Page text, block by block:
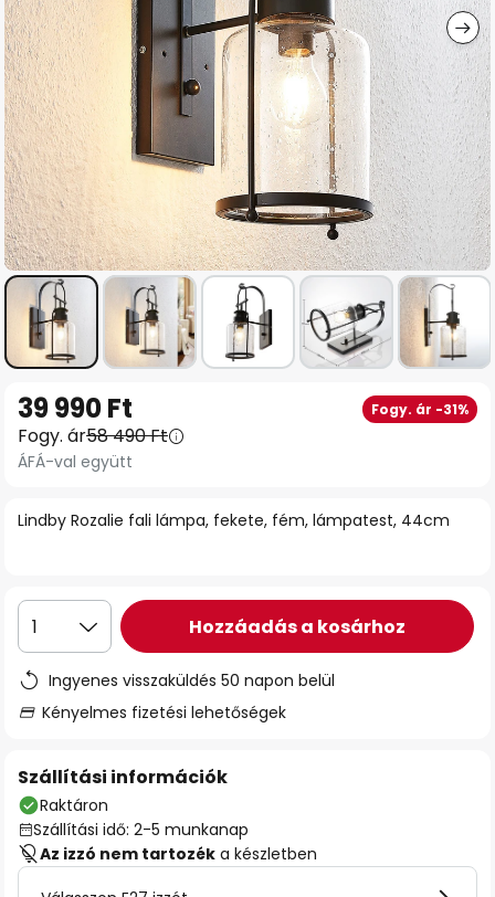
képgaléria
elejére
Lindby Rozalie fali lámpa, fekete, fém, lámpatest, 44cm
39 990 Ft Fogy. ár -31%
Fogy. ár58 490 Ft
ÁFÁ-val együtt
1 Hozzáadás a kosárhoz
Ingyenes visszaküldés 50 napon belül
Kényelmes fizetési lehetőségek
Szállítási információk
Raktáron
Szállítási idő: 2-5 munkanap
Az izzó nem tartozék a készletben